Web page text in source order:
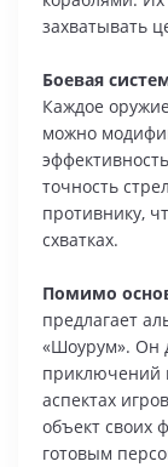
захватывать
Боевая
Каждое
можно
точность
противнику,
схватках.
Помимо
предлагает
«Шоурум». Он
приключений
аспектах
объект своих
готовым